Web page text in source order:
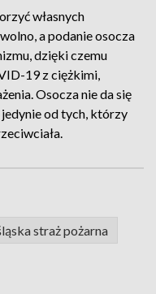
własnych
a podanie osocza
dzięki czemu
19 z ciężkimi,
Osocza nie da się
od tych, którzy
straż pożarna